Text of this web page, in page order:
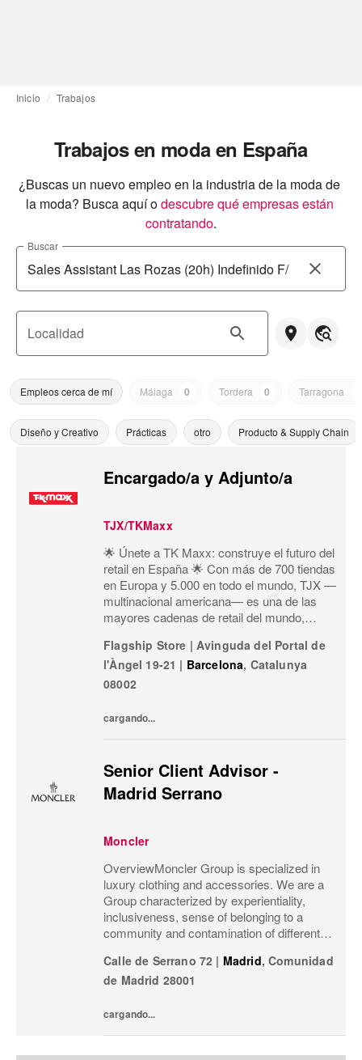
Inicio Trabajos
Trabajos en moda en España
¿Buscas un nuevo empleo en la industria de la moda de
la moda? Busca aquí odescubre qué empresas están
contratando.
Buscar
Localidad
Empleos cerca de mí Málaga 0 Tordera 0 Tarragona
Diseño y Creativo Prácticas otro Producto & Supply Chain
Encargado/a y Adjunto/a
TJX/TKMaxx
🌟 Únete a TK Maxx: construye el futuro del
retail en España 🌟 Con más de 700 tiendas
en Europa y 5.000 en todo el mundo, TJX —
multinacional americana— es una de las
mayores cadenas de retail del mundo,
primeras marcas, calidad, variedad y moda
a precios exce
Flagship Store | Avinguda del Portal de
l'Àngel 19-21 | Barcelona, Catalunya
08002
cargando...
Senior Client Advisor -
Madrid Serrano
Moncler
OverviewMoncler Group is specialized in
luxury clothing and accessories. We are a
Group characterized by experientiality,
inclusiveness, sense of belonging to a
community and contamination of different
Moncler’s social channels not only
communicate our...
Calle de Serrano 72 | Madrid,Comunidad
de Madrid 28001
cargando...